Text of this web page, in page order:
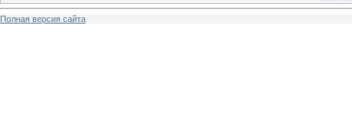
Полная версия сайта